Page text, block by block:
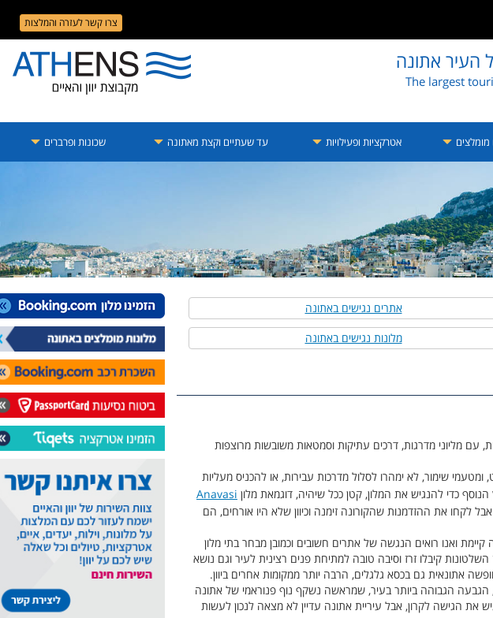
צרו קשר לעזרה והמלצות
העיר אתונה
The largest
מומלצים אטרקציות ופעילויות עד שעתיים וקצת מאתונה שכונות ופרברים
אתרים נגישים באתונה
מלונות נגישים באתונה
עם מליוני מדרגות, דרכים עתיקות וסמטאות משובשות מרוצפות
שימור, לא ימהרו לסלול מדרכות עבירות, או להכניס מעליות
כדי להנגיש את המלון, קטן ככל שיהיה, דוגמאת מלון Anavasi
חדרים בלבד, אבל לקחו את ההזדמנות שהקורונה זימנה וכיוון שלא היו אורחים, הם
ואנו רואים הנגשה של אתרים חשובים וכמובן מבחר בתי מלון
נגישות. מגמת השינוי הגדולה בעיר החלה למעשה באולימפיאדת 2004, אז השלטונות קיבלו זרז וסיבה טובה למתיחת פנים רצינית לעיר וגם נושא
אתונאית גם בכסא גלגלים, הרבה יותר ממקומות אחרים ביוון.
הגבעה הגבוהה ביותר בעיר, שמראשה נשקף נוף פנוראמי של אתונה
את הגישה לקרון, אבל עיריית אתונה עדיין לא מצאה לנכון לעשות